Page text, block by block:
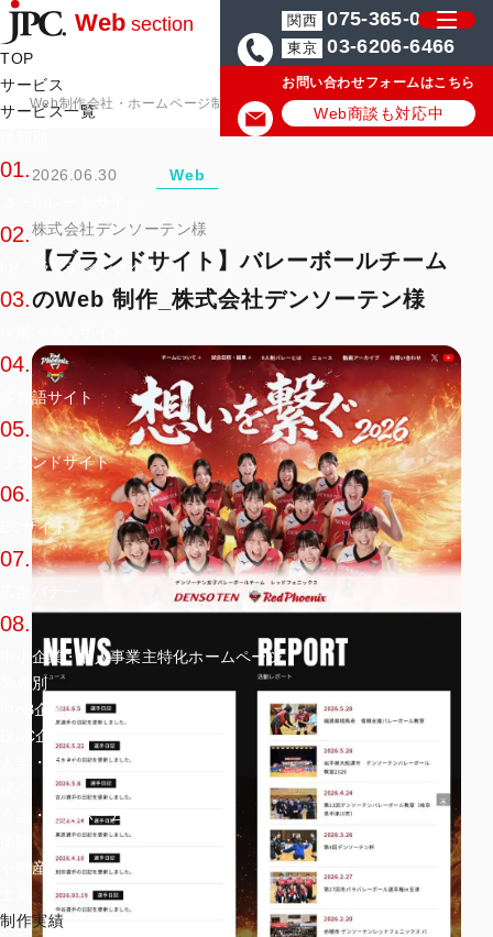
Web section
TOP
サービス
サービス一覧
01.
02.
LP・ランディングページ
03.
04.
多言語サイト
05.
ブランドサイト
06.
ECサイト
07.
08.
中小企業・個人事業主特化ホームページ
業界別
BtoB企業
BtoC企業
大学・学校
介護・老人ホーム
不動産
制作実績
関西 075-365-0571
東京 03-6206-6466
お問い合わせフォームはこちら
Web商談も対応中
Web制作会社・ホームページ制作会社のJPC ホームページ・Web制作
2026.06.30 Web
株式会社デンソーテン様
【ブランドサイト】バレーボールチーム
のWeb 制作_株式会社デンソーテン様